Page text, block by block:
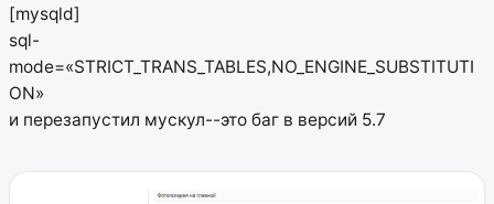
[mysqld]
sql-
mode=«STRICT_TRANS_TABLES,NO_ENGINE_SUBSTITUTI
ON»
и перезапустил мускул--это баг в версий 5.7